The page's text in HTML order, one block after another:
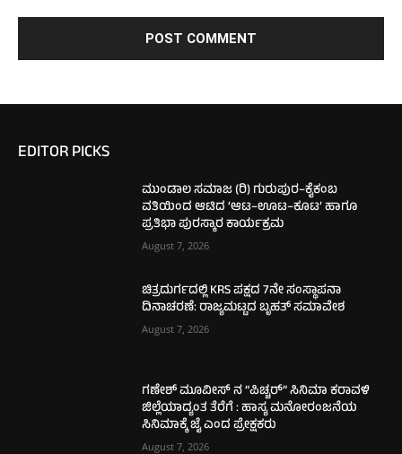
EDITOR PICKS
ಮುಂಡಾಲ ಸಮಾಜ (ರಿ) ಗುರುಪುರ–ಕೈಕಂಬ
ವತಿಯಿಂದ ಆಟಿದ ‘ಆಟ–ಊಟ–ಕೂಟ’ ಹಾಗೂ
ಪ್ರತಿಭಾ ಪುರಸ್ಕಾರ ಕಾರ್ಯಕ್ರಮ
August 7, 2026
ಚಿತ್ರದುರ್ಗದಲ್ಲಿ KRS ಪಕ್ಷದ 7ನೇ ಸಂಸ್ಥಾಪನಾ
ದಿನಾಚರಣೆ: ರಾಜ್ಯಮಟ್ಟದ ಬೃಹತ್ ಸಮಾವೇಶ
August 7, 2026
ಗಣೇಶ್ ಮೂವೀಸ್ ನ “ಪಿಚ್ಚರ್” ಸಿನಿಮಾ ಕರಾವಳಿ
ಜಿಲ್ಲೆಯಾದ್ಯಂತ ತೆರೆಗೆ : ಹಾಸ್ಯ ಮನೋರಂಜನೆಯ
ಸಿನಿಮಾಕ್ಕೆ ಜೈ ಎಂದ ಪ್ರೇಕ್ಷಕರು
August 7, 2026